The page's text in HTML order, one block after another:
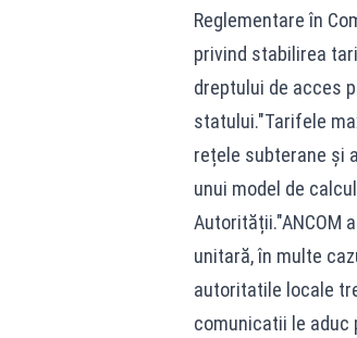
Reglementare în
privind stabilirea
dreptului de acces
statului."Tarifele
rețele subterane și
unui model de
Autorității."ANCOM
unitară, în multe
autoritatile locale
comunicatii le aduc